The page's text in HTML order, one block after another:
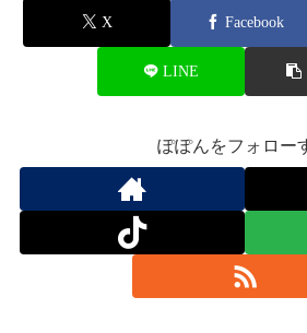
X Facebook
LINE
ぽぽんをフォロー